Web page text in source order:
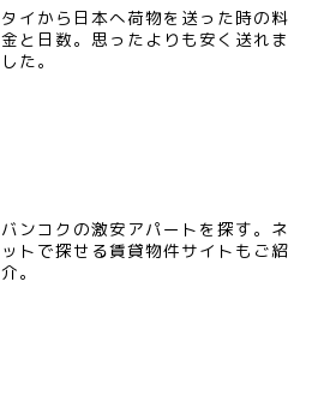
タイから日本へ荷物を送った時の料
金と日数。思ったよりも安く送れま
した。
バンコクの激安アパートを探す。ネ
ットで探せる賃貸物件サイトもご紹
介。